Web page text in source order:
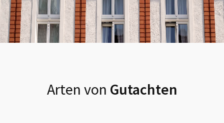
Arten von Gutachten